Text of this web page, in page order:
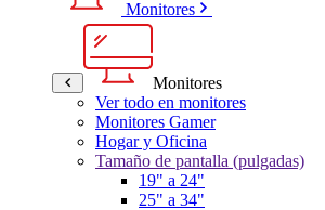
Monitores
Monitores
Ver todo en monitores
Monitores Gamer
Hogar y Oficina
Tamaño de pantalla (pulgadas)
19" a 24"
25" a 34"